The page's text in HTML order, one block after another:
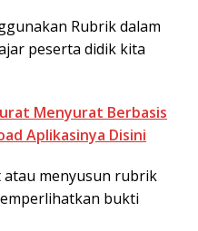
Rubrik dalam
peserta didik kita
Menyurat Berbasis
Aplikasinya Disini
menyusun rubrik
bukti